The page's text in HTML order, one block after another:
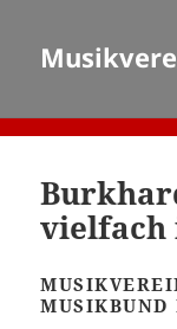
vielfach
USIKBUND